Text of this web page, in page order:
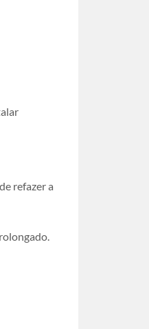
refazer a